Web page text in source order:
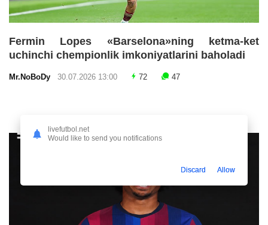
Fermin Lopes «Barselona»ning ketma-ket
uchinchi chempionlik imkoniyatlarini baholadi
Mr.NoBoDy 30.07.2026 13:00 72 47
livefutbol.net
Would like to send you notifications
Discard Allow